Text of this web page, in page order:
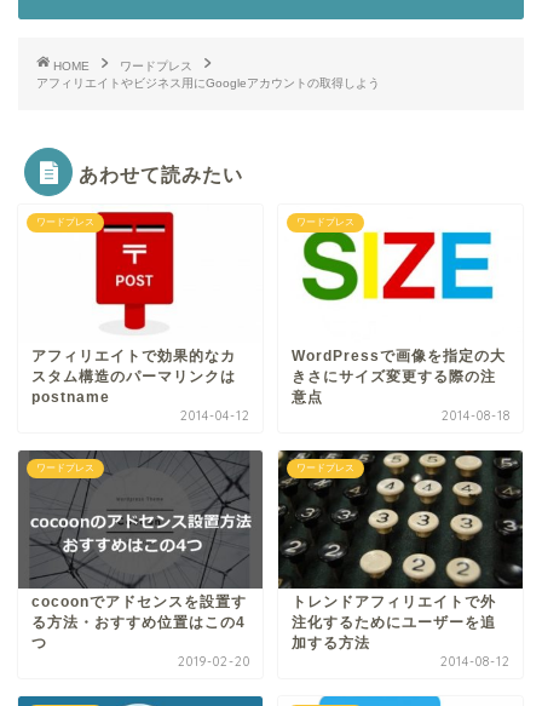
HOME
ワードプレス
アフィリエイトやビジネス用にGoogleアカウントの取得しよう
あわせて読みたい
ワードプレス
アフィリエイトで効果的なカ
スタム構造のパーマリンクは
postname
2014-04-12
ワードプレス
WordPressで画像を指定の大
きさにサイズ変更する際の注
意点
2014-08-18
ワードプレス
cocoonでアドセンスを設置す
る方法・おすすめ位置はこの4
つ
2019-02-20
ワードプレス
トレンドアフィリエイトで外
注化するためにユーザーを追
加する方法
2014-08-12